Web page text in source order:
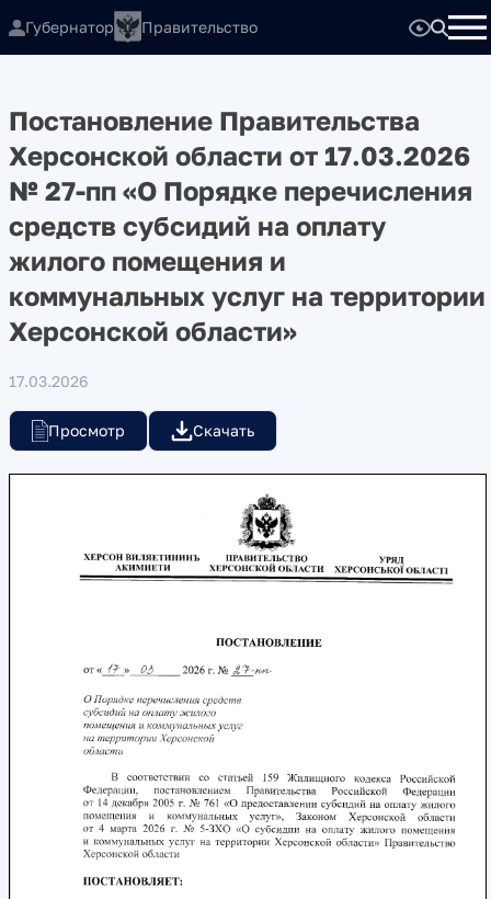
Губернатор Правительство
Постановление Правительства
Херсонской области от 17.03.2026
№ 27-пп «О Порядке перечисления
средств субсидий на оплату
жилого помещения и
коммунальных услуг на территории
Херсонской области»
17.03.2026
Просмотр Скачать